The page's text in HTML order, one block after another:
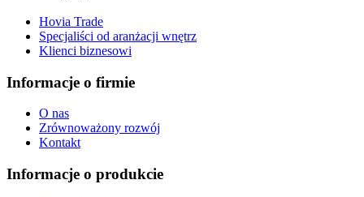
Hovia Trade
Specjaliści od aranżacji wnętrz
Klienci biznesowi
Informacje o firmie
O nas
Zrównoważony rozwój
Kontakt
Informacje o produkcie